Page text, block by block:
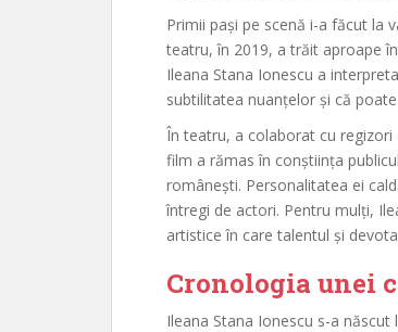
Primii pași pe scenă i-a făcut la
teatru, în 2019, a trăit aproape
Ileana Stana Ionescu a
subtilitatea nuanțelor și că
În teatru, a colaborat cu
film a rămas în conștiința
românești. Personalitatea ei
întregi de actori. Pentru mulți,
artistice în care talentul și
Cronologia unei
Ileana Stana Ionescu s-a